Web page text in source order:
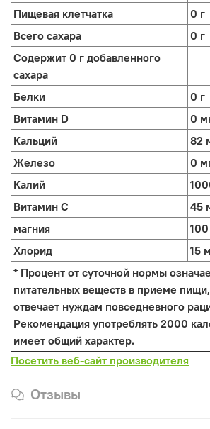
Пищевая клетчатка
0 г
Всего сахара
0 г
Содержит 0 г добавленного
сахара
Белки
0 г
Витамин D
0
Кальций
82
Железо
0
Калий
Витамин C
45
магния
Хлорид
15
* Процент от суточной нормы
питательных веществ в приеме
отвечает нуждам повседневного
Рекомендация употреблять 2000
имеет общий характер.
Посетить веб-сайт производителя
Отзывы